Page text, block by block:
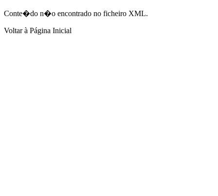
Conte�do n�o encontrado no ficheiro XML.
Voltar à Página Inicial